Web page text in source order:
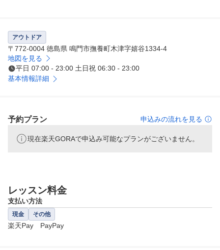
アウトドア
〒772-0004 徳島県 鳴門市撫養町木津字嬉谷1334-4
地図を見る
平日 07:00 - 23:00 土日祝 06:30 - 23:00
基本情報詳細
予約プラン 申込みの流れを見る
現在楽天GORAで申込み可能なプランがございません。
レッスン料金
支払い方法
現金 その他
楽天Pay　PayPay